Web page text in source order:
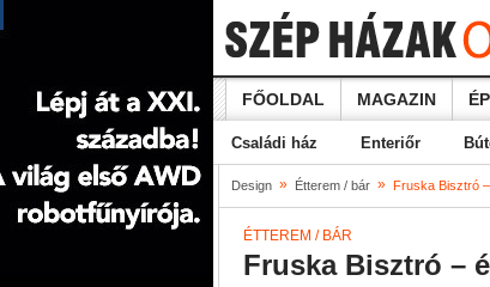
FŐOLDAL MAGAZIN
Családi ház Enteriőr
Design » Étterem / bár » Fruska Bisztró
ÉTTEREM / BÁR
Fruska Bisztró –